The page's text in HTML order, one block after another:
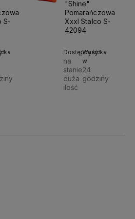
S-
"Shine"
Pomarańczowa
Xxxl Stalco S-
42094
Dostępność:
na
stanie
duża
ilość
Wysyłka
w:
24
godziny